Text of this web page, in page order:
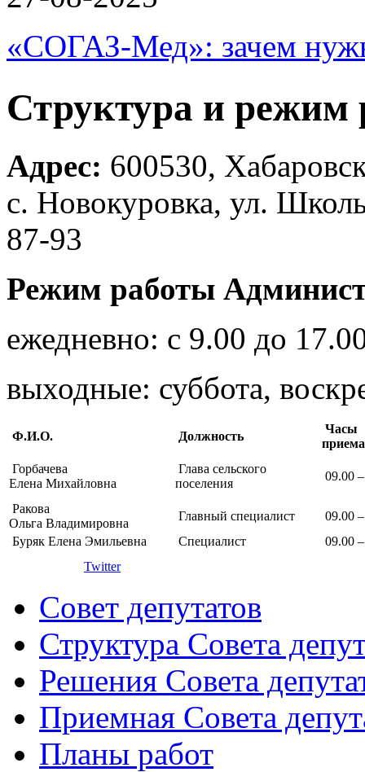
«СОГАЗ-Мед»: зачем
Структура и режим
Адрес: 600530,
с. Новокуровка, ул.
87-93
Режим работы
ежедневно: с 9.00 до
выходные: суббота,
Ф.И.О. Должность
Часы
приема
Горбачева
Елена Михайловна
Глава сельского
поселения
09.00
Ракова
Ольга Владимировна
Главный специалист
09.00
Буряк Елена Эмильевна
Специалист
09.00
Twitter
Совет депутатов
Структура Совета
Решения Совета
Приемная Совета
Планы работ